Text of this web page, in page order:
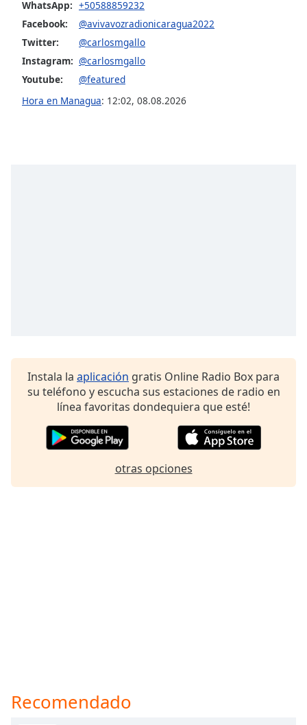
Opacity
Area
Background
Reset
window.
WhatsApp: +50588859232
Facebook:
@avivavozradionicaragua2022
Twitter:
@carlosmgallo
Instagram: @carlosmgallo
Youtube:
@featured
Hora en Managua: 12:02, 08.08.2026
Instala la aplicación gratis Online Radio Box para
su teléfono y escucha sus estaciones de radio en
línea favoritas dondequiera que esté!
otras opciones
Recomendado